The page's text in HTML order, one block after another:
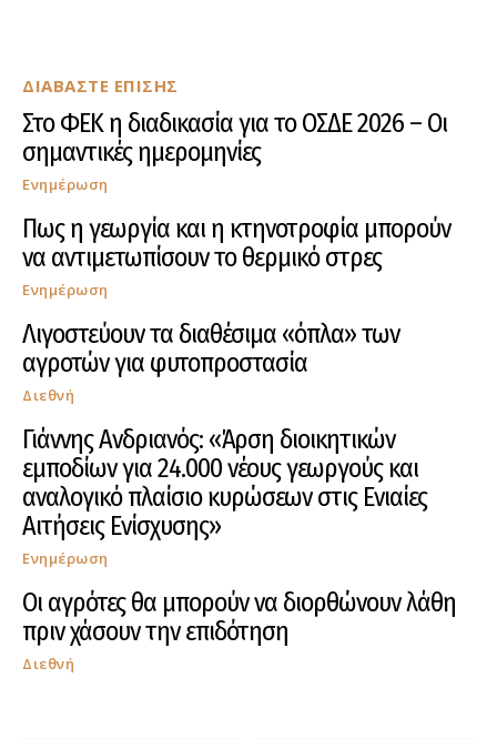
ΔΙΑΒΑΣΤΕ ΕΠΙΣΗΣ
Στο ΦΕΚ η διαδικασία για το ΟΣΔΕ 2026 – Οι
σημαντικές ημερομηνίες
Ενημέρωση
Πως η γεωργία και η κτηνοτροφία μπορούν
να αντιμετωπίσουν το θερμικό στρες
Ενημέρωση
Λιγοστεύουν τα διαθέσιμα «όπλα» των
αγροτών για φυτοπροστασία
Διεθνή
Γιάννης Ανδριανός: «Άρση διοικητικών
εμποδίων για 24.000 νέους γεωργούς και
αναλογικό πλαίσιο κυρώσεων στις Ενιαίες
Αιτήσεις Ενίσχυσης»
Ενημέρωση
Οι αγρότες θα μπορούν να διορθώνουν λάθη
πριν χάσουν την επιδότηση
Διεθνή